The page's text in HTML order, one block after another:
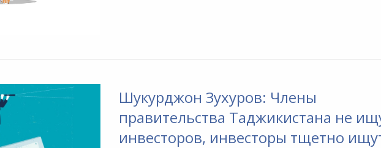
Шукурджон Зухуров: Члены
правительства Таджикистана не
инвесторов, инвесторы тщетно